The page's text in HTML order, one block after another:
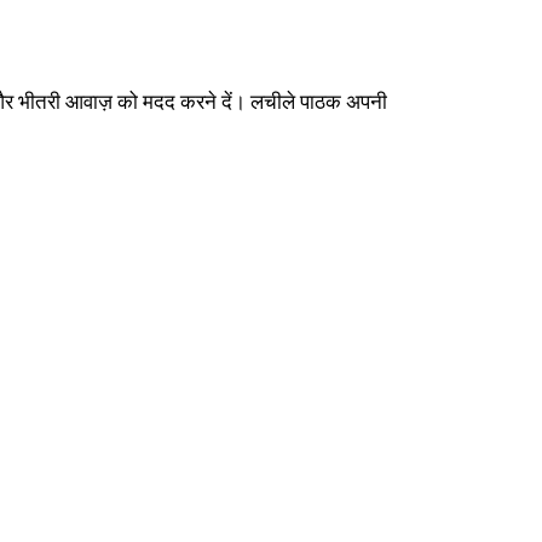
भीतरी आवाज़ को मदद करने दें। लचीले पाठक अपनी